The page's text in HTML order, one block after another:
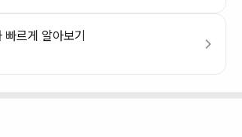
빠르게 알아보기